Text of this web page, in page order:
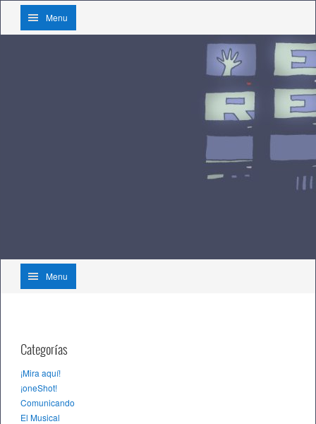
Menu
Menu
Categorías
¡Mira aquí!
¡oneShot!
Comunicando
El Musical